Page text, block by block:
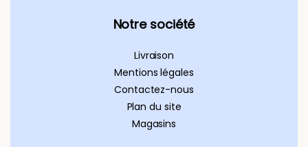
Notre société
Livraison
Mentions légales
Contactez-nous
Plan du site
Magasins